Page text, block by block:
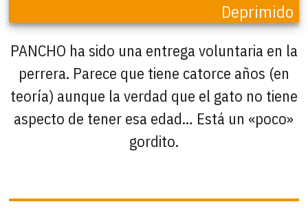
Deprimido
PANCHO ha sido una entrega voluntaria en la
perrera. Parece que tiene catorce años (en
teoría) aunque la verdad que el gato no tiene
aspecto de tener esa edad… Está un «poco»
gordito.